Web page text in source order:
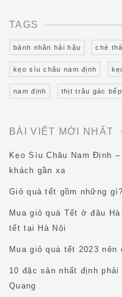
TAGS
bánh nhãn hải hậu chè
kẹo sìu châu nam định
nam định thịt trâu gác bếp
BÀI VIẾT MỚI NHẤT
Kẹo Sìu Châu Nam Định
khách gần xa
Giỏ quà tết gồm những
Mua giỏ quà Tết ở đâu
tết tại Hà Nội
Mua giỏ quà tết 2023
10 đặc sản nhất định
Quang